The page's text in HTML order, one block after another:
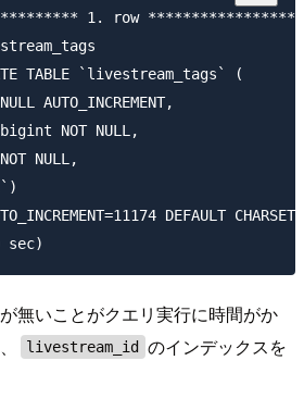
1. row
TABLE `livestream_tags` (
AUTO_INCREMENT,
NOT NULL,
NULL,
DEFAULT
無いことがクエリ実行に時間がか
livestream_id
のインデックスを